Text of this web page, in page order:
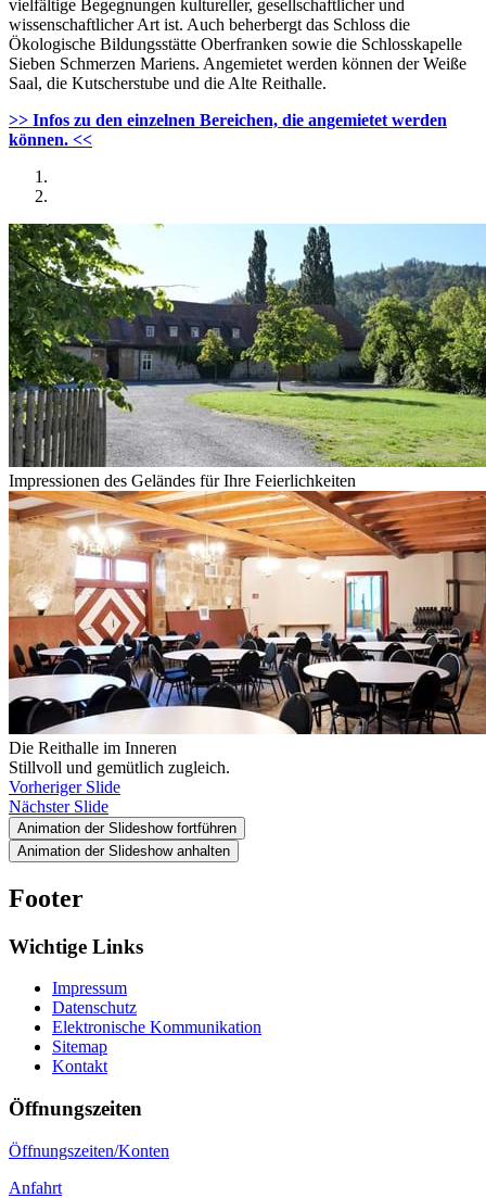
vielfältige Begegnungen kultureller, gesellschaftlicher und
wissenschaftlicher Art ist. Auch beherbergt das Schloss die
Ökologische Bildungsstätte Oberfranken sowie die Schlosskapelle
Sieben Schmerzen Mariens. Angemietet werden können der Weiße
Saal, die Kutscherstube und die Alte Reithalle.
>> Infos zu den einzelnen Bereichen, die angemietet werden
können. <<
Impressionen des Geländes für Ihre Feierlichkeiten
Die Reithalle im Inneren
Stillvoll und gemütlich zugleich.
Vorheriger Slide
Nächster Slide
Animation der Slideshow fortführen
Animation der Slideshow anhalten
Footer
Wichtige Links
Impressum
Datenschutz
Elektronische Kommunikation
Sitemap
Kontakt
Öffnungszeiten
Öffnungszeiten/Konten
Anfahrt